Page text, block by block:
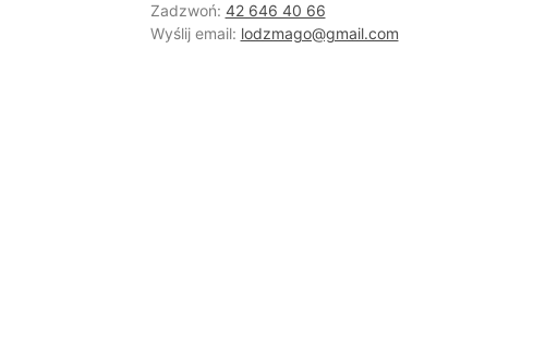
Zadzwoń: 42 646 40 66
Wyślij email: lodzmago@gmail.com